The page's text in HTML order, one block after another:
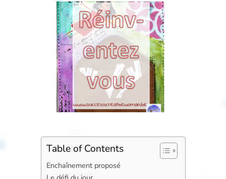
Table of Contents
Enchaînement proposé